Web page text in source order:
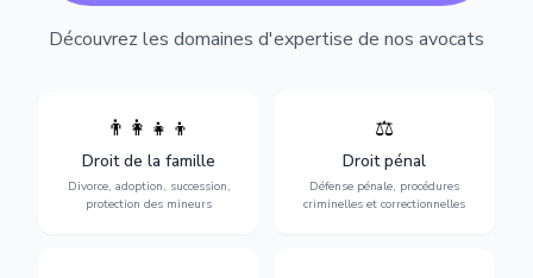
Découvrez les domaines d'expertise de nos avocats
👨‍👩‍👧‍👦
Droit de la famille
Divorce, adoption, succession,
protection des mineurs
Divorce, garde d'enfants,
adoption, succession et
protection des personnes
vulnérables.
⚖️
Droit pénal
Défense pénale, procédures
criminelles et correctionnelles
Expertise en matière pénale,
vue jusqu'au procès, pour
toute affaire correctionnelle
ou criminelle.